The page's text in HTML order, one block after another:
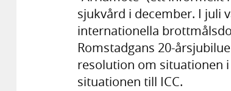
sjukvård i december. I juli
internationella
Romstadgans 20-
resolution om situationen
situationen till ICC.